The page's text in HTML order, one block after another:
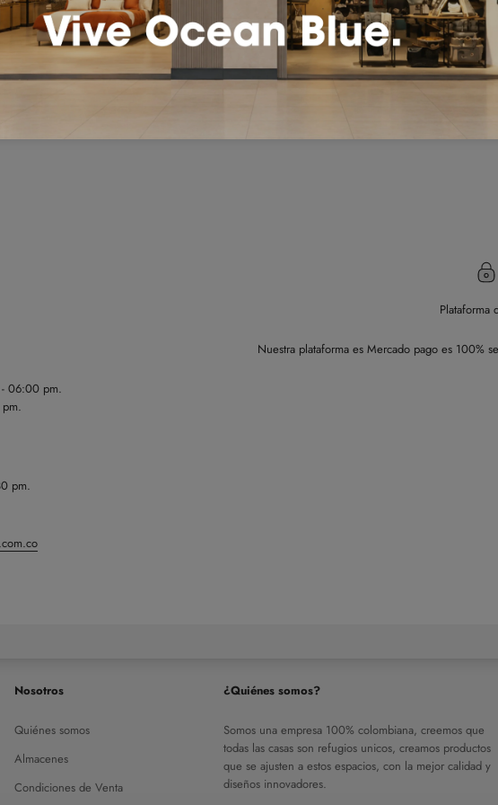
Cuidados del producto
- 06:00 pm.
pm.
Plataforma
Nuestra plataforma es Mercado pago es 100%
Nosotros
Quiénes somos
Almacenes
Condiciones de Venta
¿Quiénes somos?
Somos una empresa 100% colombiana, creemos que
todas las casas son refugios unicos, creamos productos
que se ajusten a estos espacios, con la mejor calidad y
diseños innovadores.